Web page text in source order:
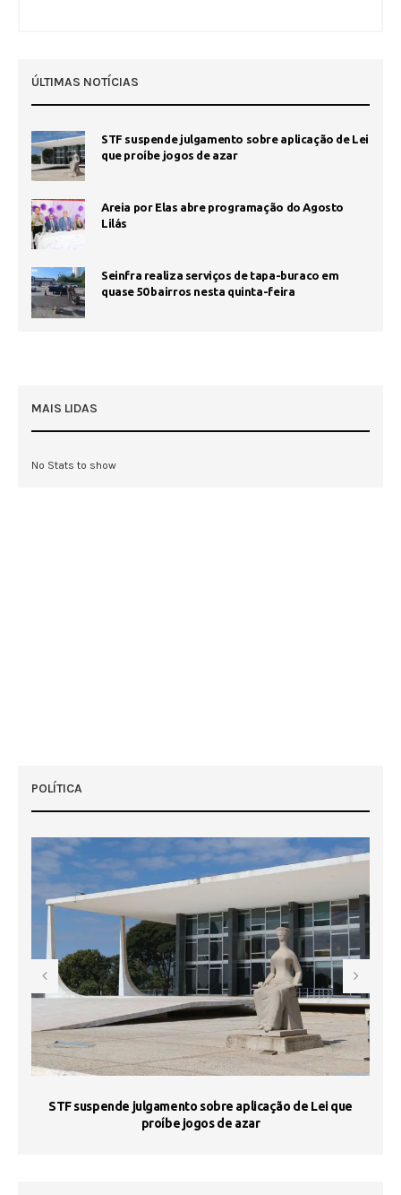
ÚLTIMAS NOTÍCIAS
STF suspende julgamento sobre aplicação de Lei
que proíbe jogos de azar
Areia por Elas abre programação do Agosto
Lilás
Seinfra realiza serviços de tapa-buraco em
quase 50 bairros nesta quinta-feira
MAIS LIDAS
No Stats to show
POLÍTICA
STF suspende julgamento sobre aplicação de Lei que
proíbe jogos de azar